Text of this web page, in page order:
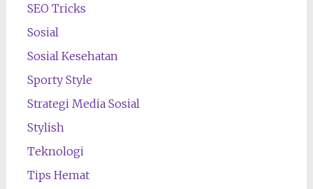
SEO Tricks
Sosial
Sosial Kesehatan
Sporty Style
Strategi Media Sosial
Stylish
Teknologi
Tips Hemat